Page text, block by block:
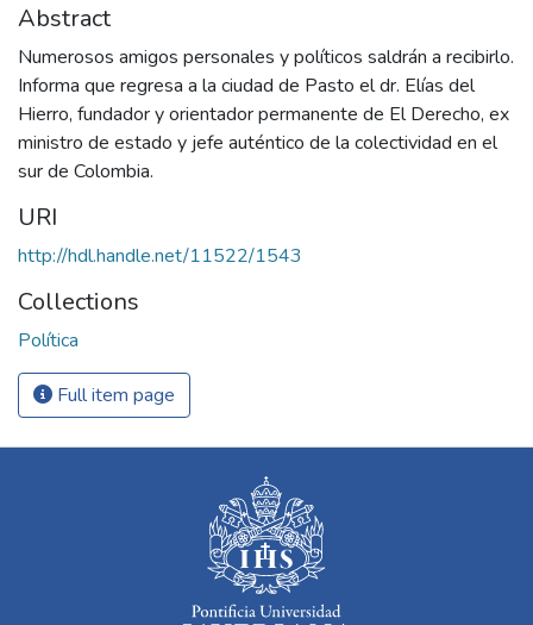
Abstract
Numerosos amigos personales y políticos saldrán a recibirlo.
Informa que regresa a la ciudad de Pasto el dr. Elías del
Hierro, fundador y orientador permanente de El Derecho, ex
ministro de estado y jefe auténtico de la colectividad en el
sur de Colombia.
URI
http://hdl.handle.net/11522/1543
Collections
Política
Full item page